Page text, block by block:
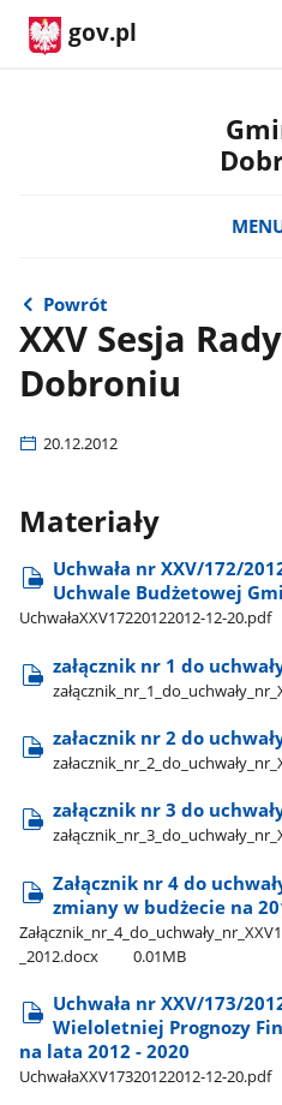
gov.pl
Powrót
XXV Sesja
Dobroniu
20.12.2012
Materiały
Uchwała nr XXV/172/
Uchwale Budżetowej
UchwałaXXV17220122012-12-20.pdf
załącznik nr 1 do
załacznik nr 2 do
załącznik nr 3 do
Załącznik nr 4 do
zmiany w budżecie na
_2012.docx
0.01MB
Uchwała nr XXV/173/
Wieloletniej Prognozy
na lata 2012 - 2020
UchwałaXXV17320122012-12-20.pdf